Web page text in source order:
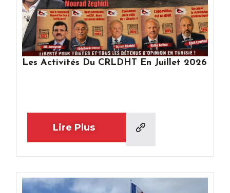
Les Activités Du CRLDHT En Juillet 2026
Lire Plus